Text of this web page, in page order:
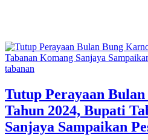
tabanan
Tutup Perayaan
Tahun 2024, Bupati
Sanjaya Sampaikan